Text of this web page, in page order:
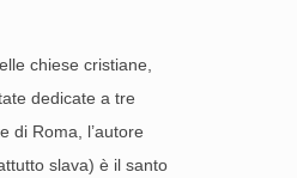
chiese cristiane,
dedicate a tre
di Roma, l’autore
slava) è il santo